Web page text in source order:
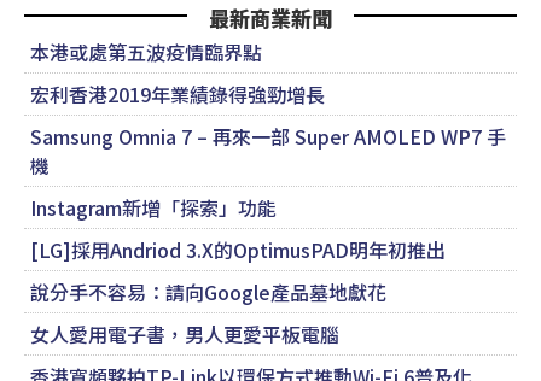
最新商業新聞
本港或處第五波疫情臨界點
宏利香港2019年業績錄得強勁增長
Samsung Omnia 7 – 再來一部 Super AMOLED WP7 手
機
Instagram新增「探索」功能
[LG]採用Andriod 3.X的OptimusPAD明年初推出
說分手不容易：請向Google產品墓地獻花
女人愛用電子書，男人更愛平板電腦